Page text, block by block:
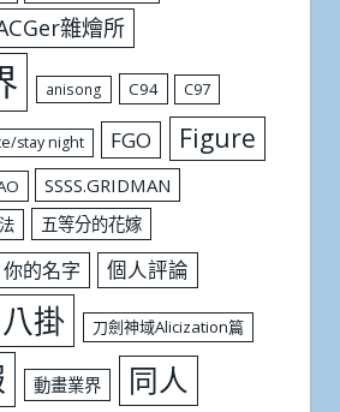
雜燴所
anisong C94 C97
stay night FGO Figure
SSSS.GRIDMAN
五等分的花嫁
你的名字 個人評論
八掛 刀劍神域Alicization篇
動畫業界 同人